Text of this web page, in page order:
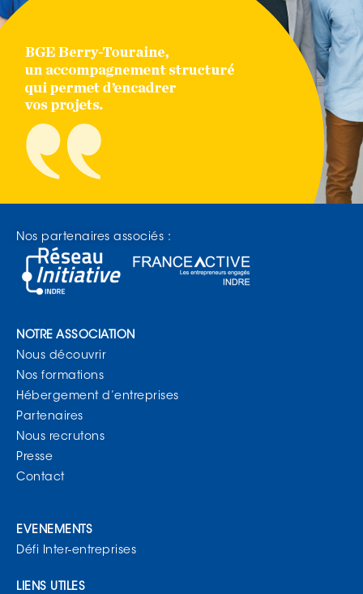
Nos partenaires associés :
NOTRE ASSOCIATION
Nous découvrir
Nos formations
Hébergement d’entreprises
Partenaires
Nous recrutons
Presse
Contact
EVENEMENTS
Défi Inter-entreprises
LIENS UTILES